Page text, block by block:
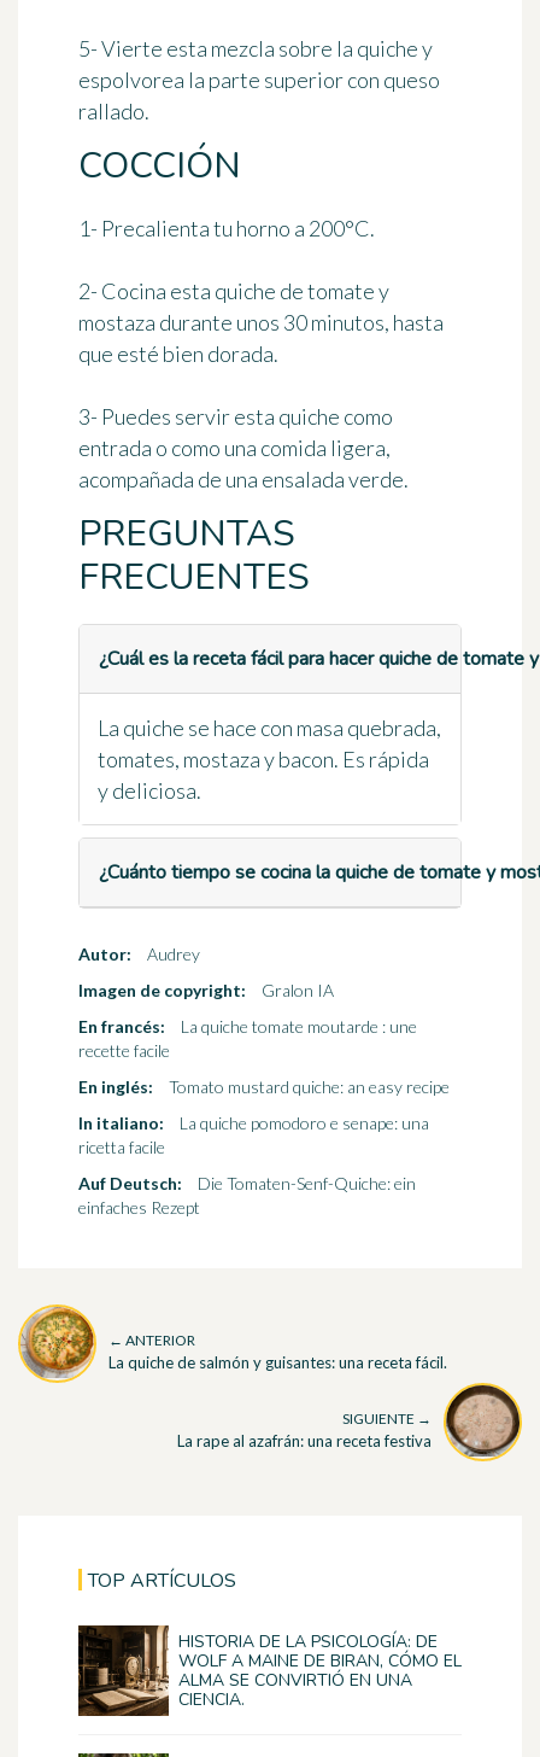
5- Vierte esta mezcla sobre la quiche y
espolvorea la parte superior con queso
rallado.
COCCIÓN
1- Precalienta tu horno a 200°C.
2- Cocina esta quiche de tomate y
mostaza durante unos 30 minutos, hasta
que esté bien dorada.
3- Puedes servir esta quiche como
entrada o como una comida ligera,
acompañada de una ensalada verde.
PREGUNTAS
FRECUENTES
¿Cuál es la receta fácil para hacer quiche de tomate
La quiche se hace con masa quebrada,
tomates, mostaza y bacon. Es rápida
y deliciosa.
¿Cuánto tiempo se cocina la quiche de tomate y
Autor:
Audrey
Imagen de copyright:
Gralon IA
En francés:
La quiche tomate moutarde : une
recette facile
En inglés:
Tomato mustard quiche: an easy recipe
In italiano:
La quiche pomodoro e senape: una
ricetta facile
Auf Deutsch:
Die Tomaten-Senf-Quiche: ein
einfaches Rezept
← ANTERIOR
La quiche de salmón y guisantes: una receta fácil.
SIGUIENTE →
La rape al azafrán: una receta festiva
TOP ARTÍCULOS
HISTORIA DE LA PSICOLOGÍA: DE
WOLF A MAINE DE BIRAN, CÓMO EL
ALMA SE CONVIRTIÓ EN UNA
CIENCIA.